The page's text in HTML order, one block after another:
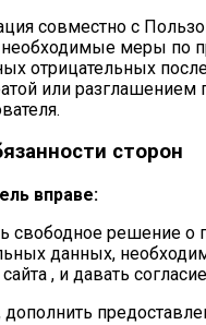
совместно с
необходимые меры по
отрицательных
или разглашением
сторон
вправе:
свободное решение о
данных,
, и давать
дополнить